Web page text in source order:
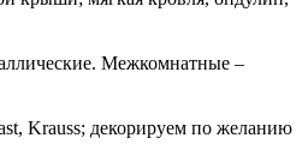
Межкомнатные –
Krauss; декорируем по желанию